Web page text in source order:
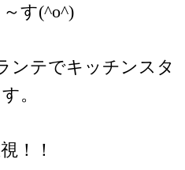
す(^o^)
ンテでキッチンスタ
。
！！